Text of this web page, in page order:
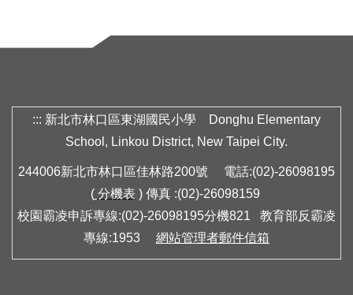
::: 新北市林口區東湖國民小學 Donghu Elementary
School, Linkou District, New Taipei City.
244006新北市林口區佳林路200號 電話:(02)-26098195
( 分機表 ) 傳真 :(02)-26098159
校園霸凌申訴專線:(02)-26098195分機821 教育部反霸凌
專線:1953 網站管理者郵件信箱